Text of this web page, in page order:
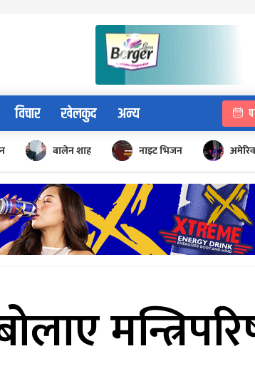
विचार खेलकुद अन्य
बालेन शाह नाइट भिजन